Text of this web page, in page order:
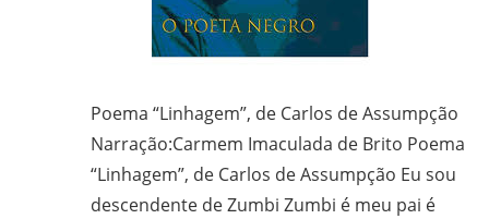
Poema “Linhagem”, de Carlos de Assumpção
Narração:Carmem Imaculada de Brito Poema
“Linhagem”, de Carlos de Assumpção Eu sou
descendente de Zumbi Zumbi é meu pai é